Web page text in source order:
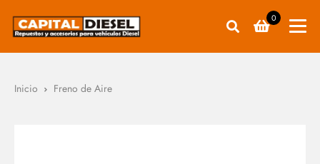
0
Inicio Freno de Aire